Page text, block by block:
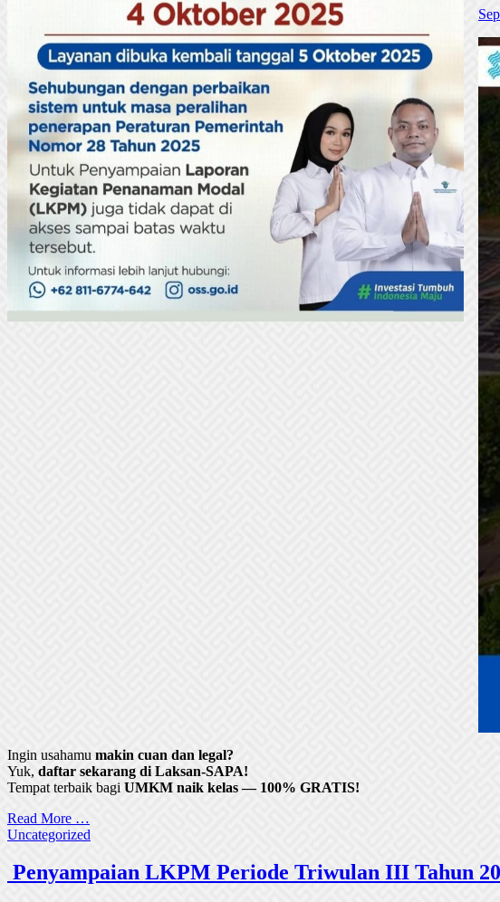
Ingin usahamu makin cuan dan legal?
Yuk, daftar sekarang di Laksan-SAPA!
Tempat terbaik bagi UMKM naik kelas — 100% GRATIS!
Read More …
Uncategorized
Penyampaian LKPM Periode Triwulan III Tahun